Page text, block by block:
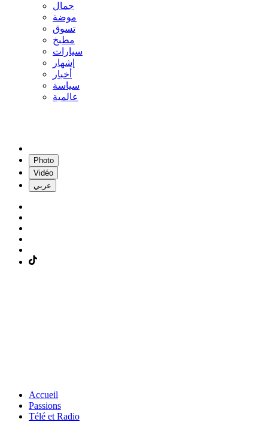
جمال
موضة
تسوق
مطبخ
سيارات
إشهار
أخبار
سياسة
عالمية
Photo
Vidéo
عربي
Accueil
Passions
Télé et Radio